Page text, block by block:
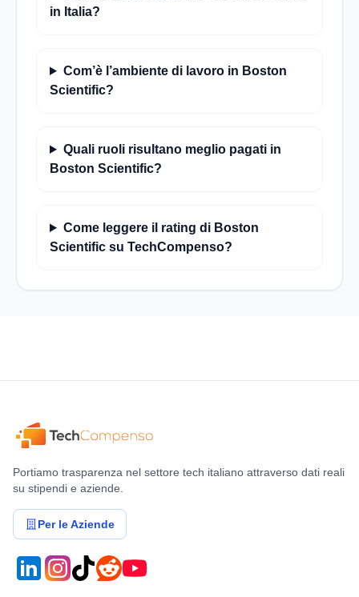
in Italia?
Com’è l’ambiente di lavoro in Boston
Scientific?
Quali ruoli risultano meglio pagati in
Boston Scientific?
Come leggere il rating di Boston
Scientific su TechCompenso?
Portiamo trasparenza nel settore tech italiano attraverso dati reali
su stipendi e aziende.
Per le Aziende